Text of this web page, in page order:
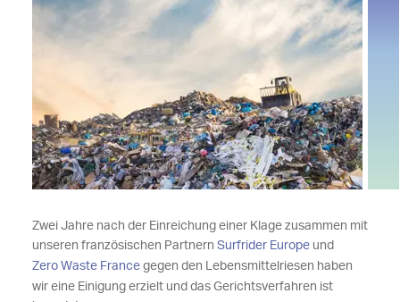
Zwei Jahre nach der Einreichung einer Klage zusammen mit
unseren französischen Partnern Surfrider Europeund
Zero Waste France gegen den Lebensmittelriesen haben
wireine Einigung erzielt und das Gerichtsverfahren ist